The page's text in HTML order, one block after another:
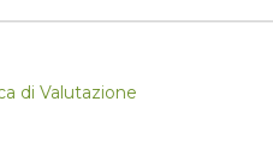
di Valutazione